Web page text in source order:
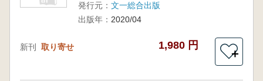
発行元： 文一総合出版
出版年： 2020/04
新刊 取り寄せ 1,980 円
＋